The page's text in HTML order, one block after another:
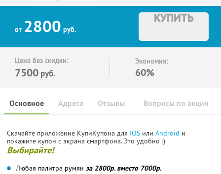
от 2800 руб.
КУПИТЬ
Цена без скидки:
7500 руб.
Экономия:
60%
Основное Отзывы Вопросы по акции
Адреса
Скачайте приложение КупиКупона для IOS или Android и
покажите купон с экрана смартфона. Это удобно :)
Выбирайте!
Любая палитра румян за 2800р. вместо 7000р.